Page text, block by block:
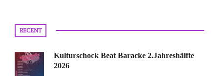
RECENT
Kulturschock Beat Baracke 2.Jahreshälfte
2026